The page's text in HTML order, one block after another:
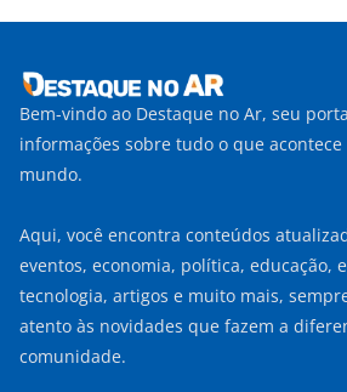
Bem-vindo ao Destaque no Ar, seu
informações sobre tudo o que
mundo.
Aqui, você encontra conteúdos
eventos, economia, política, educação,
tecnologia, artigos e muito mais,
atento às novidades que fazem a
comunidade.